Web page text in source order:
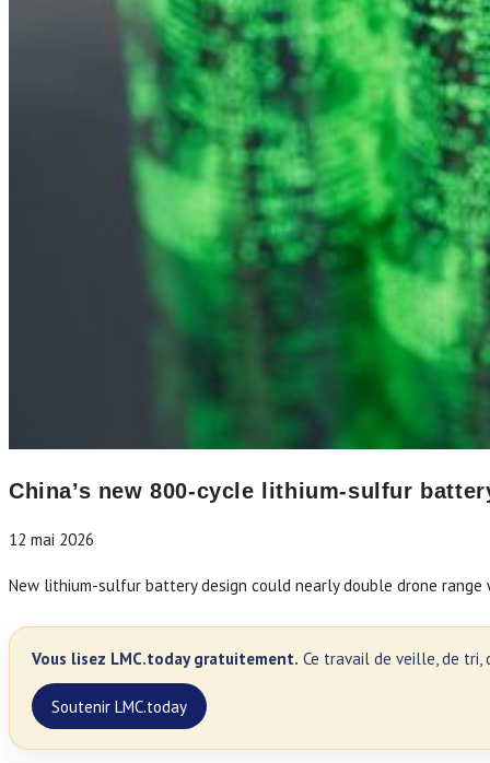
China’s new 800-cycle lithium-sulfur
12 mai 2026
New lithium-sulfur battery design could nearly double drone range
Vous lisez LMC.today gratuitement. Ce travail de veille, de tri,
Soutenir LMC.today